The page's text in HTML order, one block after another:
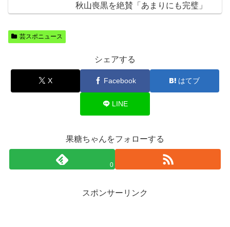
秋山喪黒を絶賛「あまりにも完璧」
芸スポニュース
シェアする
X Facebook はてブ
LINE
果糖ちゃんをフォローする
0
スポンサーリンク